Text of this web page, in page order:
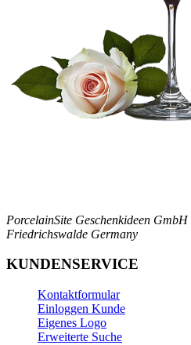
PorcelainSite Geschenkideen GmbH
Friedrichswalde Germany
KUNDENSERVICE
Kontaktformular
Einloggen Kunde
Eigenes Logo
Erweiterte Suche